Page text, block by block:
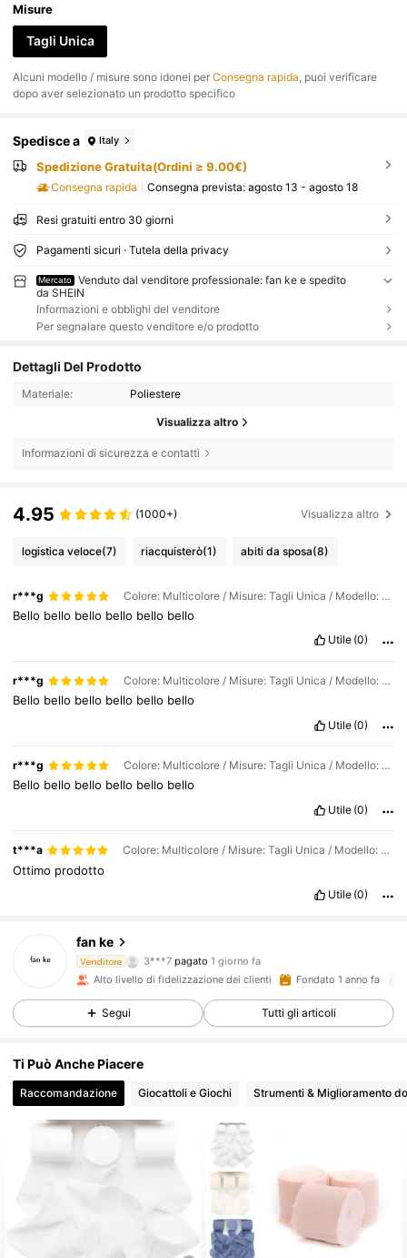
Misure
Tagli Unica
Alcuni modello / misure sono idonei perConsegna rapida, puoi verificare
dopo aver selezionato un prodotto specifico
Spedisce a Italy
Spedizione Gratuita(Ordini ≥ 9.00€)
Consegna rapida Consegna prevista: agosto 13 - agosto 18
Resi gratuiti entro 30 giorni
Pagamenti sicuri · Tutela della privacy
Mercato
Venduto dal venditore professionale: fan ke e spedito
da SHEIN
Informazioni e obblighi del venditore
Per segnalare questo venditore e/o prodotto
Dettagli Del Prodotto
Materiale: Poliestere
Visualizza altro
Informazioni di sicurezza e contatti
4.95 (1000+) Visualizza altro
logistica veloce(7) riacquisterò(1) abiti da sposa(8)
r***g Colore: Multicolore / Misure: Tagli Unica / Modello: germoglio di neve di riso rosa
Bello bello bello bello bello bello
Utile (0)
r***g Colore: Multicolore / Misure: Tagli Unica / Modello: Riso blu foschia azzurro cielo
Bello bello bello bello bello bello
Utile (0)
r***g Colore: Multicolore / Misure: Tagli Unica / Modello: marrone kaki arancione
Bello bello bello bello bello bello
Utile (0)
t***a Colore: Multicolore / Misure: Tagli Unica / Modello: Riso con germogli di neve arancione
Ottimo prodotto
Utile (0)
fan ke
Venditore
3***7 pagato 1 giorno fa
101 Follower
4.93
4.93 101 Follower
101 Follower
101 Follower
Alto livello di fidelizzazione dei clienti Fondato 1 anno fa
Segui Tutti gli articoli
Ti Può Anche Piacere
Raccomandazione Giocattoli e Giochi Strumenti & Miglioramento